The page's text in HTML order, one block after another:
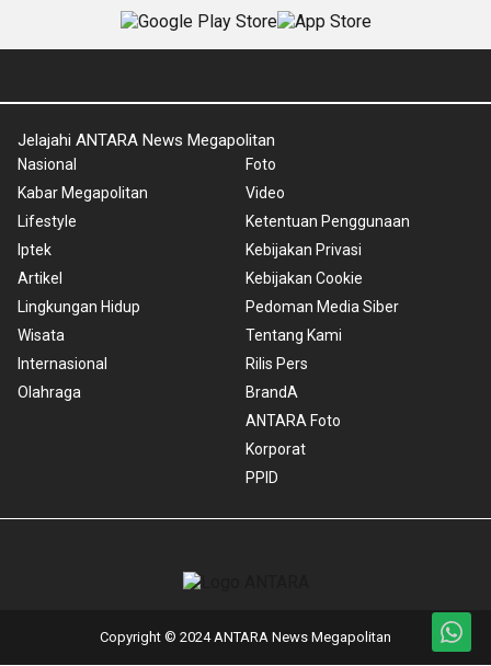
Jelajahi ANTARA News Megapolitan
Nasional
Kabar Megapolitan
Lifestyle
Iptek
Artikel
Lingkungan Hidup
Wisata
Internasional
Olahraga
Foto
Video
Ketentuan Penggunaan
Kebijakan Privasi
Kebijakan Cookie
Pedoman Media Siber
Tentang Kami
Rilis Pers
BrandA
ANTARA Foto
Korporat
PPID
Copyright © 2024 ANTARA News Megapolitan